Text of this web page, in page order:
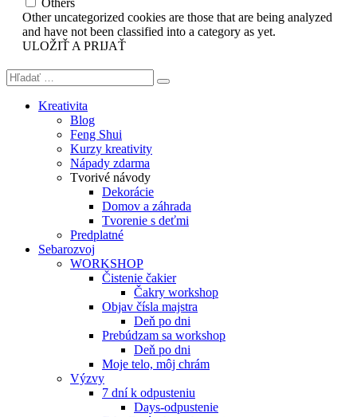
Others
Other uncategorized cookies are those that are being analyzed
and have not been classified into a category as yet.
ULOŽIŤ A PRIJAŤ
Kreativita
Blog
Feng Shui
Kurzy kreativity
Nápady zdarma
Tvorivé návody
Dekorácie
Domov a záhrada
Tvorenie s deťmi
Predplatné
Sebarozvoj
WORKSHOP
Čistenie čakier
Čakry workshop
Objav čísla majstra
Deň po dni
Prebúdzam sa workshop
Deň po dni
Moje telo, môj chrám
Výzvy
7 dní k odpusteniu
Days-odpustenie